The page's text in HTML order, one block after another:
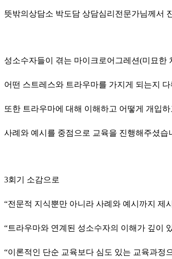
뜻밖의상담소 박도담 상담심리전문가님께서
성소수자들이 겪는 마이크로어그레션(미묘한
어떤 스트레스와 트라우마를 가지게 되는지
또한 트라우마에 대해 이해하고 어떻게 개입하
사례와 예시를 중점으로 교육을 진행해주셨습
3회기 소감으로
“전문적 지식뿐만 아니라 사례와 예시까지 제
“트라우마와 연계된 성소수자의 이해가 깊이
“이론적인 단순 교육보다 심도 있는 교육과정